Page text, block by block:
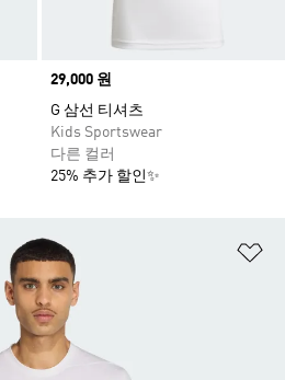
Price
29,000 원
G 삼선 티셔츠
Kids Sportswear
다른 컬러
25% 추가 할인✨